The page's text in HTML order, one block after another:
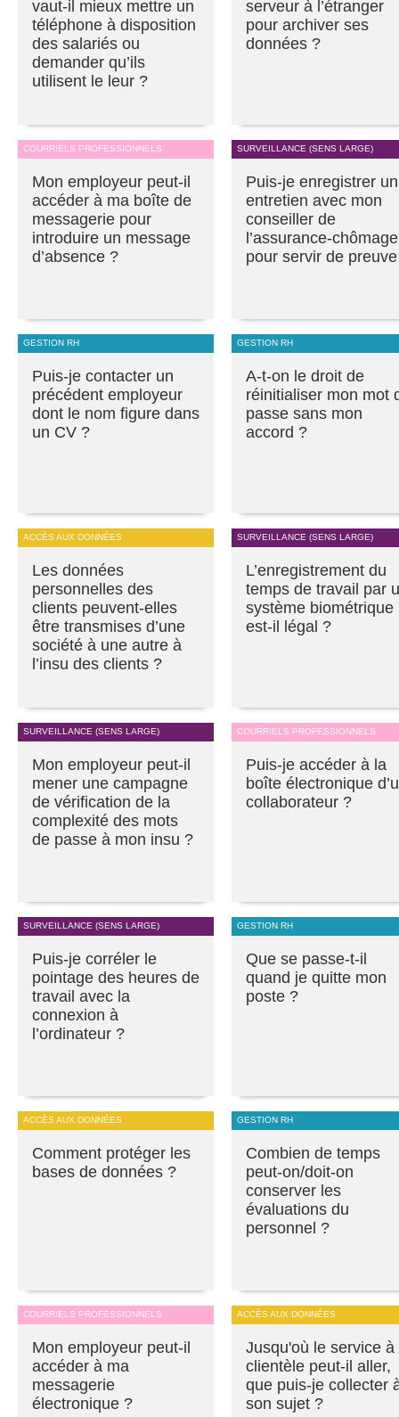
vaut-il mieux mettre un
téléphone à disposition
des salariés ou
demander qu’ils
utilisent le leur ?
serveur à l’étranger
pour archiver ses
données ?
COURRIELS PROFESSIONNELS
Mon employeur peut-il
accéder à ma boîte de
messagerie pour
introduire un message
d’absence ?
SURVEILLANCE (SENS LARGE)
Puis-je enregistrer un
entretien avec mon
conseiller de
l’assurance-chômage
pour servir de
GESTION RH
Puis-je contacter un
précédent employeur
dont le nom figure dans
un CV ?
GESTION RH
A-t-on le droit de
réinitialiser mon mot
passe sans mon
accord ?
ACCÈS AUX DONNÉES
Les données
personnelles des
clients peuvent-elles
être transmises d’une
société à une autre à
l’insu des clients ?
SURVEILLANCE (SENS LARGE)
L’enregistrement du
temps de travail par
système biométrique
est-il légal ?
SURVEILLANCE (SENS LARGE)
Mon employeur peut-il
mener une campagne
de vérification de la
complexité des mots
de passe à mon insu ?
COURRIELS PROFESSIONNELS
Puis-je accéder à la
boîte électronique
collaborateur ?
SURVEILLANCE (SENS LARGE)
Puis-je corréler le
pointage des heures de
travail avec la
connexion à
l’ordinateur ?
GESTION RH
Que se passe-t-il
quand je quitte mon
poste ?
ACCÈS AUX DONNÉES
Comment protéger les
bases de données ?
GESTION RH
Combien de temps
peut-on/doit-on
conserver les
évaluations du
personnel ?
COURRIELS PROFESSIONNELS
Mon employeur peut-il
accéder à ma
messagerie
électronique ?
ACCÈS AUX DONNÉES
Jusqu'où le service à
clientèle peut-il aller,
que puis-je collecter
son sujet ?